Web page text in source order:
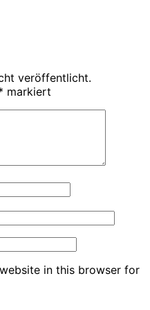
veröffentlicht.
markiert
in this browser for